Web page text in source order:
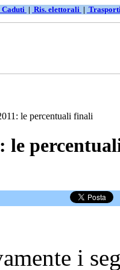
| Ris. elettorali |
le percentuali finali
le
i